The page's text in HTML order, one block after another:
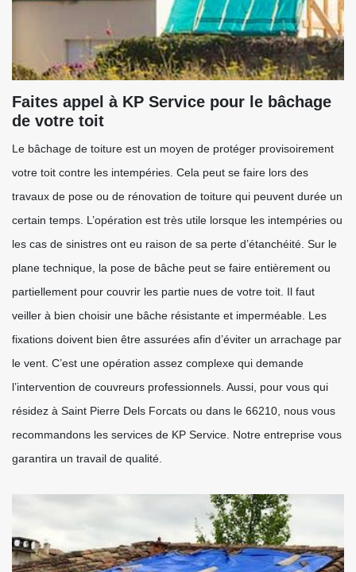
Faites appel à KP Service pour le bâchage
de votre toit
Le bâchage de toiture est un moyen de protéger provisoirement
votre toit contre les intempéries. Cela peut se faire lors des
travaux de pose ou de rénovation de toiture qui peuvent durée un
certain temps. L’opération est très utile lorsque les intempéries ou
les cas de sinistres ont eu raison de sa perte d’étanchéité. Sur le
plane technique, la pose de bâche peut se faire entièrement ou
partiellement pour couvrir les partie nues de votre toit. Il faut
veiller à bien choisir une bâche résistante et imperméable. Les
fixations doivent bien être assurées afin d’éviter un arrachage par
le vent. C’est une opération assez complexe qui demande
l’intervention de couvreurs professionnels. Aussi, pour vous qui
résidez à Saint Pierre Dels Forcats ou dans le 66210, nous vous
recommandons les services de KP Service. Notre entreprise vous
garantira un travail de qualité.